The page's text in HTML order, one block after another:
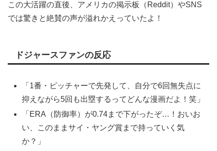
この大活躍の直後、アメリカの掲示板（Reddit）やSNS
では驚きと絶賛の声が溢れかえっていたよ！
ドジャースファンの反応
「1番・ピッチャーで先発して、自分で6回無失点に
抑えながら5回も出塁するってどんな漫画だよ！笑」
「ERA（防御率）が0.74まで下がったぞ…！おいお
い、このままサイ・ヤング賞まで持っていく気
か？」